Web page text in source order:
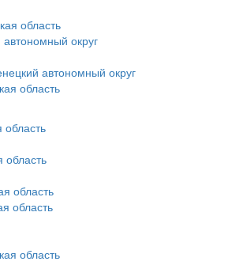
область
автономный округ
автономный округ
область
область
область
область
область
область